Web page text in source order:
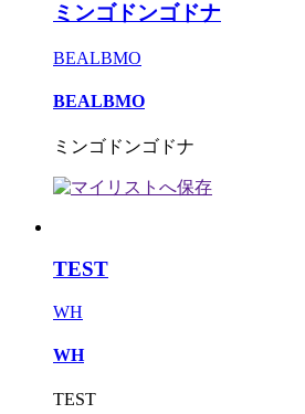
ミンゴドンゴドナ
BEALBMO
BEALBMO
ミンゴドンゴドナ
TEST
WH
WH
TEST